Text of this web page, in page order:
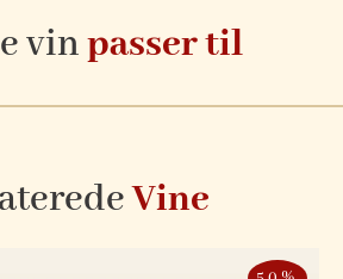
vinpasser til
Vine